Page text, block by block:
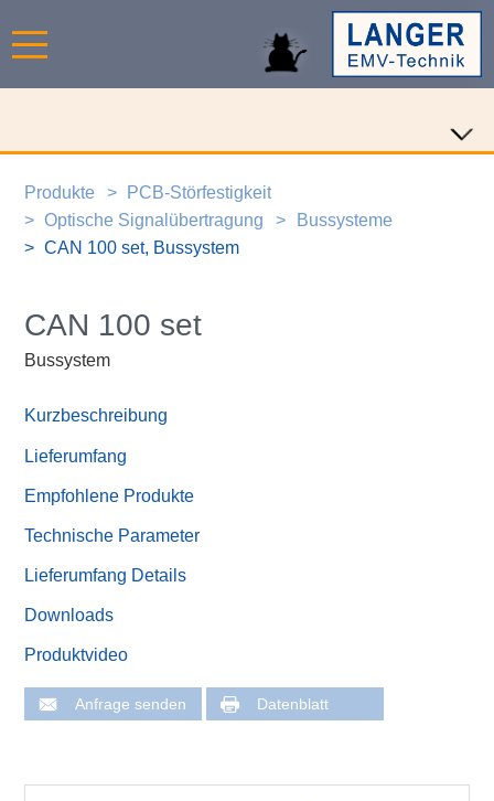
Produkte
PCB-Störfestigkeit
Optische Signalübertragung
Bussysteme
CAN 100 set, Bussystem
CAN 100 set
Bussystem
Kurzbeschreibung
Lieferumfang
Empfohlene Produkte
Technische Parameter
Lieferumfang Details
Downloads
Produktvideo
Anfrage senden Datenblatt